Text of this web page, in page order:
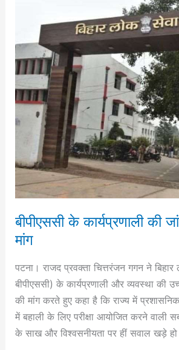
बीपीएससी के कार्यप्रणाली की
मांग
पटना। राजद प्रवक्ता चित्तरंजन गगन ने
बीपीएससी) के कार्यप्रणाली और व्यवस्था की
की मांग करते हुए कहा है कि राज्य में
में बहाली के लिए परीक्षा आयोजित करने वाली
के साख और विश्वसनीयता पर हीं सवाल खड़े हो
कार्यप्रणाली
की
जांच
कराने
की
मांग